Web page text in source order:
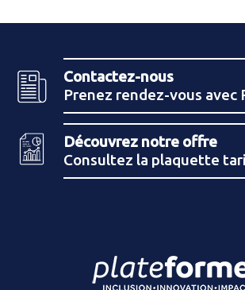
Contactez-nous
Prenez rendez-vous avec
Découvrez notre offre
Consultez la plaquette